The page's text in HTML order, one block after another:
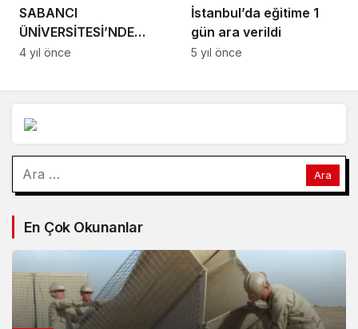
SABANCI
ÜNİVERSİTESİ’NDE
TANITIM GÜNLERİ
4 yıl önce
İstanbul’da eğitime 1
gün ara verildi
5 yıl önce
En Çok Okunanlar